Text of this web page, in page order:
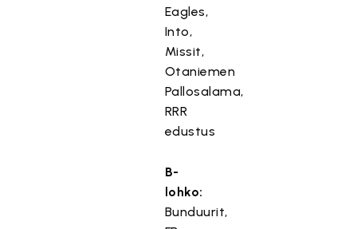
Eagles,
Into,
Missit,
Otaniemen
Pallosalama,
RRR
edustus
B-
lohko:
Bunduurit,